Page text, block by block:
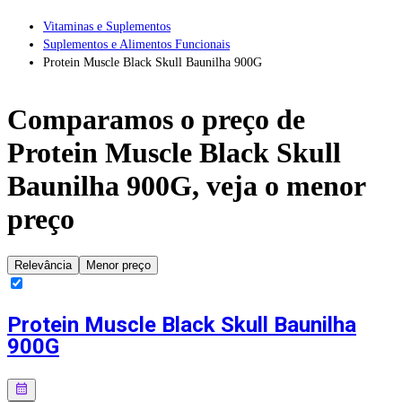
Vitaminas e Suplementos
Suplementos e Alimentos Funcionais
Protein Muscle Black Skull Baunilha 900G
Comparamos o preço de
Protein Muscle Black Skull
Baunilha 900G, veja o menor
preço
Relevância Menor preço
Protein Muscle Black Skull Baunilha
900G